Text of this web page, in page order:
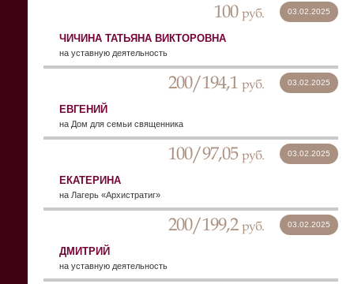
100 руб. 03.02.2025
ЧИЧИНА ТАТЬЯНА ВИКТОРОВНА
на уставную деятельность
200/194,1 руб. 03.02.2025
ЕВГЕНИЙ
на Дом для семьи священника
100/97,05 руб. 03.02.2025
ЕКАТЕРИНА
на Лагерь «Архистратиг»
200/199,2 руб. 03.02.2025
ДМИТРИЙ
на уставную деятельность